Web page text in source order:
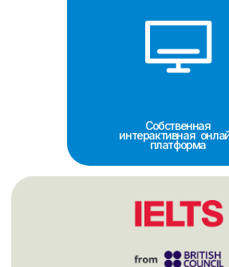
(понимание речи на слух, говорение, чтение и
Занятия проходят на английском языке и включают
техники выполнения заданий, разбор ошибок,
проверку и оценку Writing и Speaking.
В дополнение к урокам два раза в месяц для
студентов школы проходят разговорные клубы,